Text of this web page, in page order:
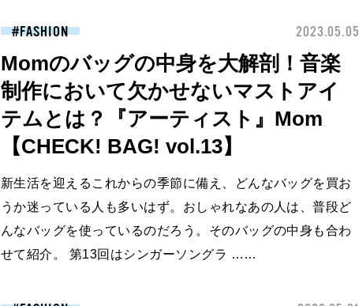
FASHION 2023.05.05
Momのバッグの中身を大解剖！音楽
制作において欠かせないマストアイ
テムとは？『アーティスト』Mom
【CHECK! BAG! vol.13】
新生活を迎えるこれからの季節に備え、どんなバッグを買お
うか迷っている人も多いはず。おしゃれなあの人は、普段ど
んなバッグを使っているのだろう。そのバッグの中身も合わ
せて紹介。 第13回はシンガーソングラ ……